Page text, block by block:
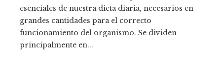
esenciales de nuestra dieta diaria, necesarios en
grandes cantidades para el correcto
funcionamiento del organismo. Se dividen
principalmente en...